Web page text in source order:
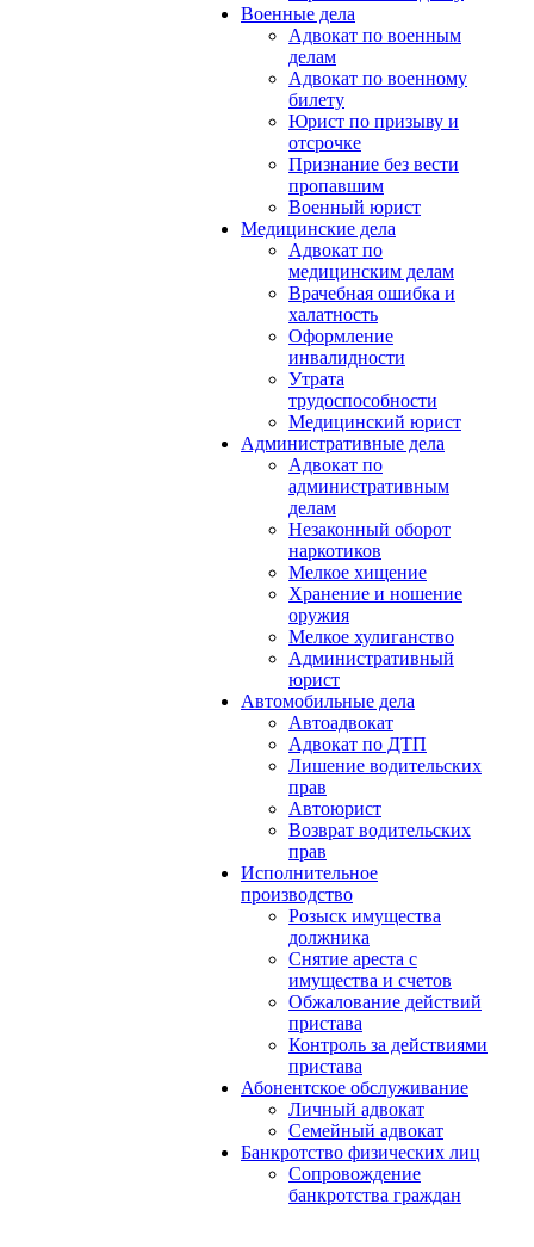
Военные дела
Адвокат по военным
делам
Адвокат по военному
билету
Юрист по призыву и
отсрочке
Признание без вести
пропавшим
Военный юрист
Медицинские дела
Адвокат по
медицинским делам
Врачебная ошибка и
халатность
Оформление
инвалидности
Утрата
трудоспособности
Медицинский юрист
Административные дела
Адвокат по
административным
делам
Незаконный оборот
наркотиков
Мелкое хищение
Хранение и ношение
оружия
Мелкое хулиганство
Административный
юрист
Автомобильные дела
Автоадвокат
Адвокат по ДТП
Лишение водительских
прав
Автоюрист
Возврат водительских
прав
Исполнительное
производство
Розыск имущества
должника
Снятие ареста с
имущества и счетов
Обжалование действий
пристава
Контроль за действиями
пристава
Абонентское обслуживание
Личный адвокат
Семейный адвокат
Банкротство физических лиц
Сопровождение
банкротства граждан